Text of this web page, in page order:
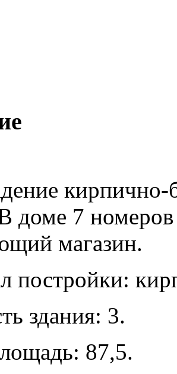
кирпично-
доме 7 номеров
магазин.
постройки:
здания: 3.
87,5.